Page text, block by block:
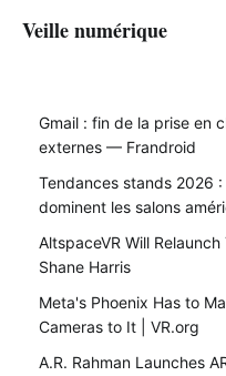
Veille numérique
Gmail : fin de la prise en
externes — Frandroid
Tendances stands 2026
dominent les salons
AltspaceVR Will
Shane Harris
Meta's Phoenix Has to
Cameras to It | VR.org
A.R. Rahman Launches